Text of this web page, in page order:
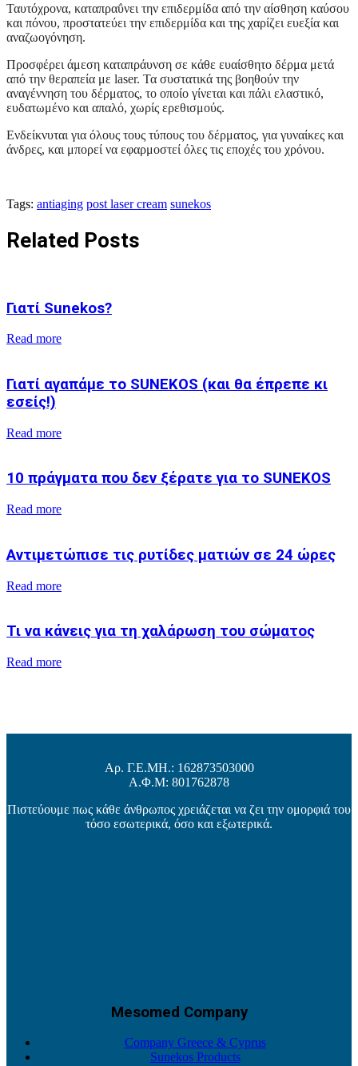
Ταυτόχρονα, καταπραΰνει την επιδερμίδα από την αίσθηση καύσου
και πόνου, προστατεύει την επιδερμίδα και της χαρίζει ευεξία και
αναζωογόνηση.
Προσφέρει άμεση καταπράυνση σε κάθε ευαίσθητο δέρμα μετά
από την θεραπεία με laser. Τα συστατικά της βοηθούν την
αναγέννηση του δέρματος, το οποίο γίνεται και πάλι ελαστικό,
ευδατωμένο και απαλό, χωρίς ερεθισμούς.
Ενδείκνυται για όλους τους τύπους του δέρματος, για γυναίκες και
άνδρες, και μπορεί να εφαρμοστεί όλες τις εποχές του χρόνου.
Tags: antiaging post laser cream sunekos
Related Posts
Γιατί Sunekos?
Read more
Γιατί αγαπάμε το SUNEKOS (και θα έπρεπε κι
εσείς!)
Read more
10 πράγματα που δεν ξέρατε για το SUNEKOS
Read more
Αντιμετώπισε τις ρυτίδες ματιών σε 24 ώρες
Read more
Τι να κάνεις για τη χαλάρωση του σώματος
Read more
Αρ. Γ.Ε.ΜΗ.: 162873503000
Α.Φ.Μ: 801762878
Πιστεύουμε πως κάθε άνθρωπος χρειάζεται να ζει την ομορφιά του
τόσο εσωτερικά, όσο και εξωτερικά.
Mesomed Company
Company Greece & Cyprus
Sunekos Products